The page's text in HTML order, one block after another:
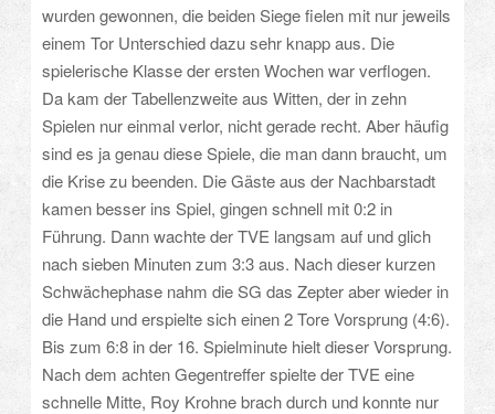
wurden gewonnen, die beiden Siege fielen mit nur jeweils
einem Tor Unterschied dazu sehr knapp aus. Die
spielerische Klasse der ersten Wochen war verflogen.
Da kam der Tabellenzweite aus Witten, der in zehn
Spielen nur einmal verlor, nicht gerade recht. Aber häufig
sind es ja genau diese Spiele, die man dann braucht, um
die Krise zu beenden. Die Gäste aus der Nachbarstadt
kamen besser ins Spiel, gingen schnell mit 0:2 in
Führung. Dann wachte der TVE langsam auf und glich
nach sieben Minuten zum 3:3 aus. Nach dieser kurzen
Schwächephase nahm die SG das Zepter aber wieder in
die Hand und erspielte sich einen 2 Tore Vorsprung (4:6).
Bis zum 6:8 in der 16. Spielminute hielt dieser Vorsprung.
Nach dem achten Gegentreffer spielte der TVE eine
schnelle Mitte, Roy Krohne brach durch und konnte nur